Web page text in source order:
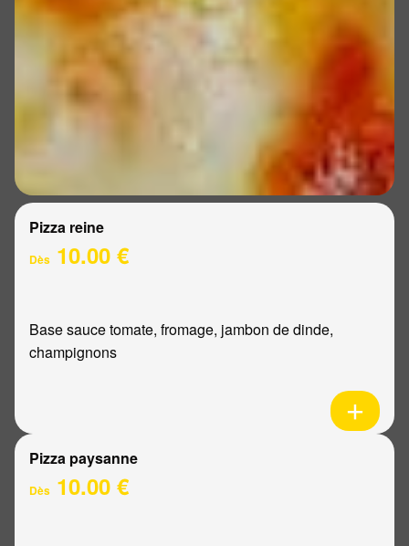
Pizza reine
Dès 10.00 €
Base sauce tomate, fromage, jambon de dinde,
champignons
Pizza paysanne
Dès 10.00 €